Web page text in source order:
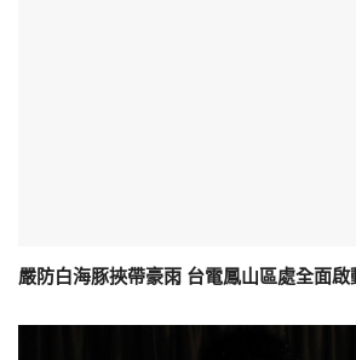
嚴防白海豚挾帶豪雨 台電鳳山區處全面啟